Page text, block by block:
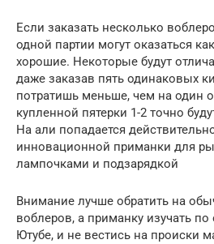
Если заказать несколько
одной партии могут оказаться
хорошие. Некоторые будут
даже заказав пять одинаковых
потратишь меньше, чем на один
купленной пятерки 1-2 точно
На али попадается
инновационной приманки для
лампочками и подзарядкой
Внимание лучше обратить на
воблеров, а приманку изучать
Ютубе, и не вестись на происки